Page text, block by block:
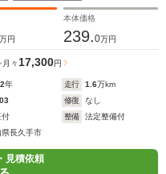
万円
本体価格
239.0万円
月々17,300円
年 走行 1.6万km
修復
なし
付 整備
法定整備付
県長久手市
見積依頼